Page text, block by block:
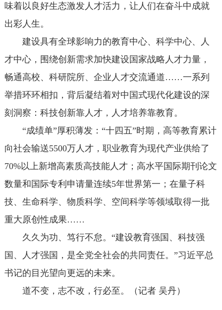
味着以良好生态激发人才活力，让人们在奋斗中成就
出彩人生。
建设具有全球影响力的教育中心、科学中心、人
才中心，围绕创新需求加快建设国家战略人才力量，
畅通高校、科研院所、企业人才交流通道……一系列
举措环环相扣，背后凝结着对中国式现代化建设的深
刻洞察：科技创新靠人才，人才培养靠教育。
“成绩单”厚积薄发：“十四五”时期，高等教育累计
向社会输送5500万人才，职业教育为现代产业供给了
70%以上新增高素质高技能人才；高水平国际期刊论文
数量和国际专利申请量连续5年世界第一；在量子科
技、生命科学、物质科学、空间科学等领域取得一批
重大原创性成果……
久久为功、笃行不怠。“建设教育强国、科技强
国、人才强国，是全党全社会的共同责任。”习近平总
书记的目光望向更远的未来。
道不变，志不改，行必至。（记者 吴丹）